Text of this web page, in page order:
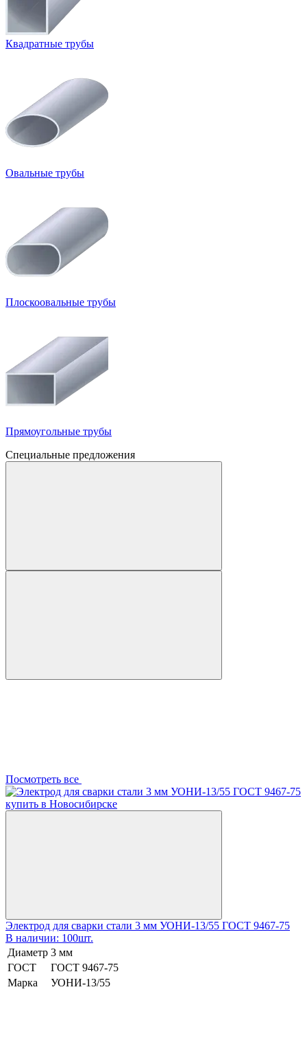
Квадратные трубы
Овальные трубы
Плоскоовальные трубы
Прямоугольные трубы
Специальные предложения
Посмотреть все
Электрод для сварки стали 3 мм УОНИ-13/55 ГОСТ 9467-75
В наличии: 100шт.
Диаметр 3 мм
ГОСТ
ГОСТ 9467-75
Марка
УОНИ-13/55